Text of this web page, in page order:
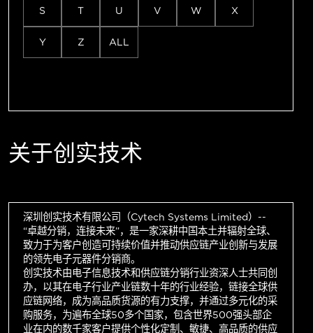
S T U V W X
Y Z ALL
关于创实技术
深圳创实技术有限公司（Cytech Systems Limited）--
“卓越分销，连接未来”，是一家深耕中国本土并辐射全球、
致力于为客户创造可持续价值并推动供应链产业创新与发展
的领先电子元器件分销商。
创实技术由电子信息技术和供应链分销行业资深人士共同创
办，以其在电子行业产业链数十年的行业经验，链接全球供
应链网络，成为高品质货源的有力支撑，并通过多元化的采
购服务，为遍布全球50多个国家，包含世界500强头部企
业在内的数千家客户提供个性化定制、敏捷、高品质的供应